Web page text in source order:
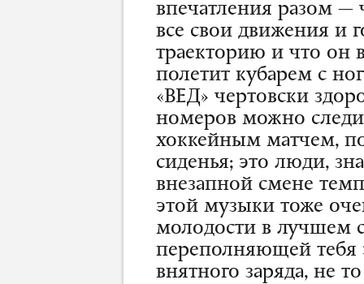
впечатления разом —
все свои движения и
траекторию и что он
полетит кубарем с
«ВЕД» чертовски
номеров можно
хоккейным матчем,
сиденья; это люди,
внезапной смене
этой музыки тоже
молодости в лучшем
переполняющей тебя
внятного заряда, не